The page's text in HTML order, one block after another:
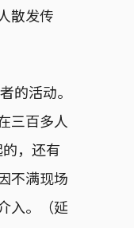
散发传
的活动。
三百多人
，还有
不满现场
入。（延